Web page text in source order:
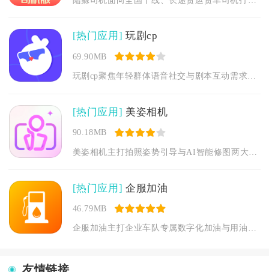
[热门应用] 玩剧cp
69.90MB
[热门应用] 美姿相机
90.18MB
[热门应用] 企服加油
46.79MB
企服加油主打企业车队专属数字化加油与用油全流程管理服务，主要...